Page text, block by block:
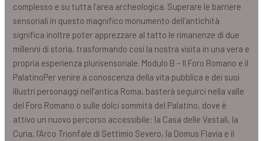
complesso e su tutta l’area archeologica. Superare le barriere
sensoriali in questo magnifico monumento dell’antichità
significa inoltre poter apprezzare al tatto le rimanenze di due
millenni di storia, trasformando così la nostra visita in una vera e
propria esperienza plurisensoriale. Modulo B – Il Foro Romano e il
PalatinoPer venire a conoscenza della vita pubblica e dei suoi
illustri personaggi nell’antica Roma, basterà seguirci nella valle
del Foro Romano o sulle dolci sommità del Palatino, dove è
attivo un nuovo percorso accessibile: la Casa delle Vestali, la
Curia, l’Arco Trionfale di Settimio Severo, la Domus Flavia e il